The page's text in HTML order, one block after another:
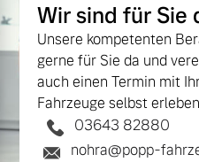
Wir sind für Sie
Unsere kompetenten
gerne für Sie da und
auch einen Termin mit
Fahrzeuge selbst
03643 82880
nohra@popp-